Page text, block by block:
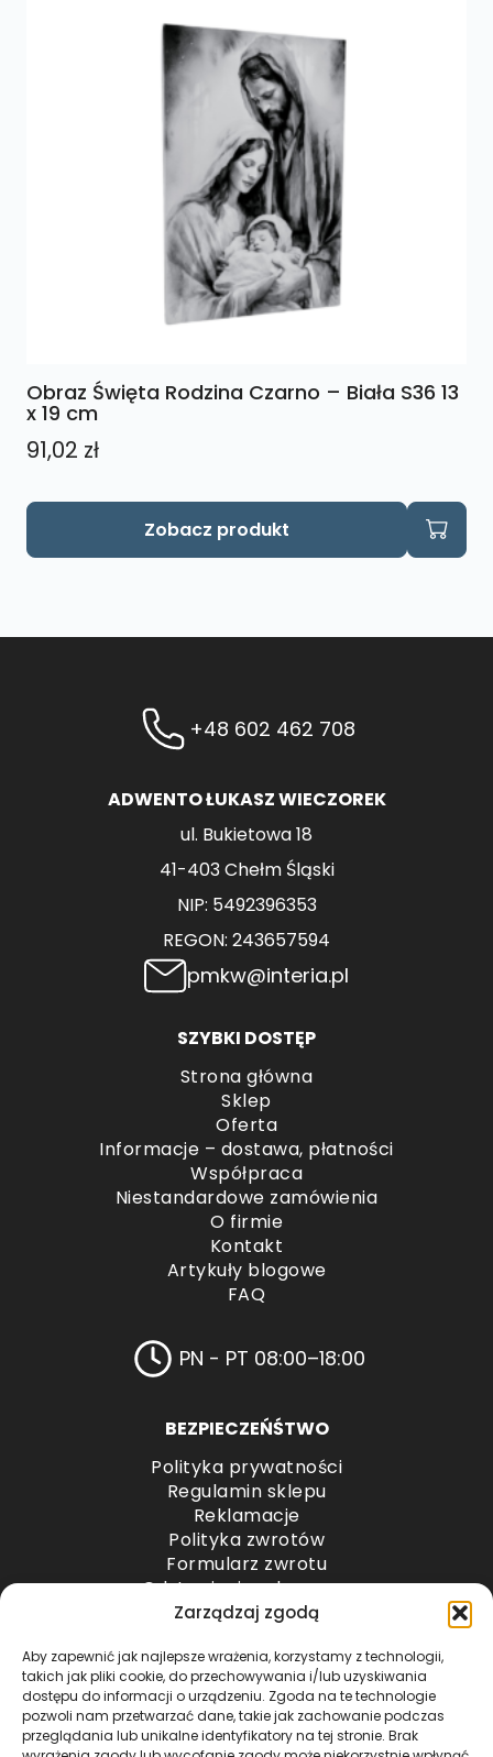
Zarządzaj zgodą
Aby zapewnić jak najlepsze wrażenia, korzystamy z technologii,
takich jak pliki cookie, do przechowywania i/lub uzyskiwania
dostępu do informacji o urządzeniu. Zgoda na te technologie
pozwoli nam przetwarzać dane, takie jak zachowanie podczas
przeglądania lub unikalne identyfikatory na tej stronie. Brak
Obraz Święta Rodzina Czarno – Biała S36 13
x 19 cm
91,02 zł
Zobacz produkt
+48 602 462 708
ADWENTO ŁUKASZ WIECZOREK
ul. Bukietowa 18
41-403 Chełm Śląski
NIP: 5492396353
REGON: 243657594
pmkw@interia.pl
SZYBKI DOSTĘP
Strona główna
Sklep
Oferta
Informacje – dostawa, płatności
Współpraca
Niestandardowe zamówienia
O firmie
Kontakt
Artykuły blogowe
FAQ
PN - PT 08:00–18:00
BEZPIECZEŃŚTWO
Polityka prywatności
Regulamin sklepu
Reklamacje
Polityka zwrotów
Formularz zwrotu
Odstąpienie od umowy
Odstąpienie od umowy – przesyłki paletowe
METODY PŁATNOŚCI